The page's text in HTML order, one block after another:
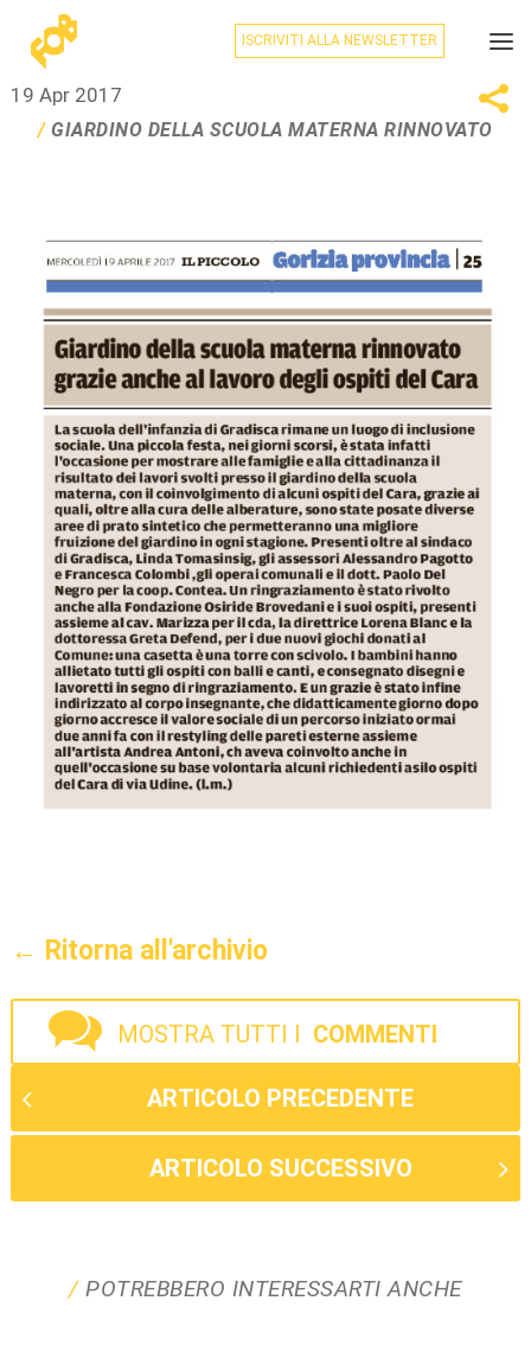
ISCRIVITI ALLA NEWSLETTER
GIARDINO DELLA SCUOLA MATERNA RINNOVATO
19 Apr 2017
← Ritorna all'archivio
MOSTRA TUTTI I COMMENTI
ARTICOLO PRECEDENTE
ARTICOLO SUCCESSIVO
POTREBBERO INTERESSARTI ANCHE